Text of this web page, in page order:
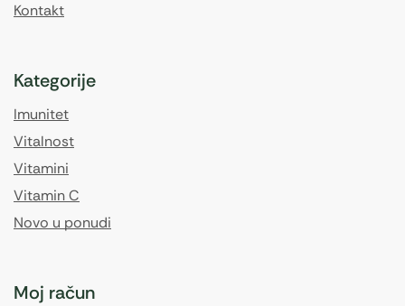
Kontakt
Kategorije
Imunitet
Vitalnost
Vitamini
Vitamin C
Novo u ponudi
Moj račun